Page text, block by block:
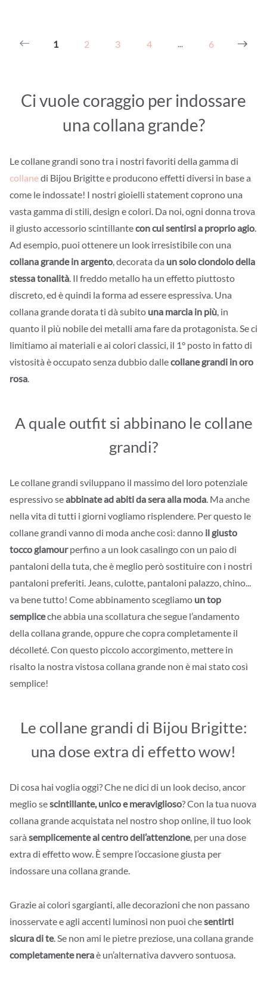
1 2 3 4 ... 6
Ci vuole coraggio per indossare
una collana grande?
Le collane grandi sono tra i nostri favoriti della gamma di
collanedi Bijou Brigitte e producono effetti diversi in base a
come le indossate! I nostri gioielli statement coprono una
vasta gamma di stili, design e colori. Da noi, ogni donna trova
il giusto accessorio scintillantecon cui sentirsi a proprio agio.
Ad esempio, puoi ottenere un look irresistibile con una
collana grande in argento, decorata da un solo ciondolo della
stessa tonalità. Il freddo metallo ha un effetto piuttosto
discreto, ed è quindi la forma ad essere espressiva. Una
collana grande dorata ti dà subito una marcia in più, in
quanto il più nobile dei metalli ama fare da protagonista. Se ci
limitiamo ai materiali e ai colori classici, il 1° posto in fatto di
vistosità è occupato senza dubbio dallecollane grandi in oro
rosa.
A quale outfit si abbinano le collane
grandi?
Le collane grandi sviluppano il massimo del loro potenziale
espressivo seabbinate ad abiti da sera alla moda. Ma anche
nella vita di tutti i giorni vogliamo risplendere. Per questo le
collane grandi vanno di moda anche così: danno il giusto
tocco glamourperfino a un look casalingo con un paio di
pantaloni della tuta, che è meglio però sostituire con i nostri
pantaloni preferiti. Jeans, culotte, pantaloni palazzo, chino...
va bene tutto! Come abbinamento scegliamo un top
sempliceche abbia una scollatura che segue l’andamento
della collana grande, oppure che copra completamente il
décolleté. Con questo piccolo accorgimento, mettere in
risalto la nostra vistosa collana grande non è mai stato così
semplice!
Le collane grandi di Bijou Brigitte:
una dose extra di effetto wow!
Di cosa hai voglia oggi? Che ne dici di un look deciso, ancor
meglio sescintillante, unico e meraviglioso? Con la tua nuova
collana grande acquistata nel nostro shop online, il tuo look
sarà semplicemente al centro dell’attenzione, per una dose
extra di effetto wow. È sempre l’occasione giusta per
indossare una collana grande.
Grazie ai colori sgargianti, alle decorazioni che non passano
inosservate e agli accenti luminosi non puoi chesentirti
sicura di te. Se non ami le pietre preziose, una collana grande
completamente neraè un’alternativa davvero sontuosa.